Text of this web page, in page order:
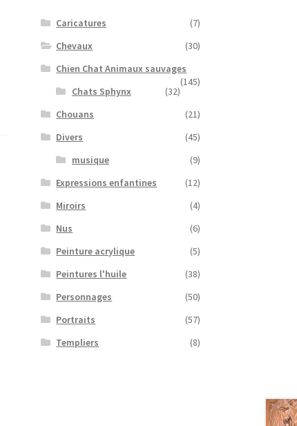
Caricatures
(7)
Chevaux
(30)
Chien Chat Animaux sauvages
(145)
Chats Sphynx
(32)
Chouans
(21)
Divers
(45)
musique
(9)
Expressions enfantines
(12)
Miroirs
(4)
Nus
(6)
Peinture acrylique
(5)
Peintures l'huile
(38)
Personnages
(50)
Portraits
(57)
Templiers
(8)